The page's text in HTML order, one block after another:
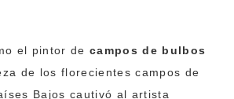
el pintor de campos de bulbos
de los florecientes campos de
Bajos cautivó al artista